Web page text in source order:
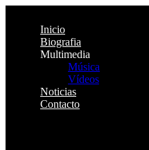
Inicio
Biografia
Multimedia
Música
Vídeos
Noticias
Contacto